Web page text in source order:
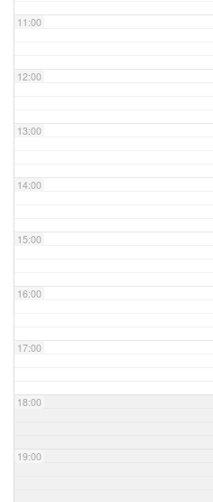
11:00
12:00
13:00
14:00
15:00
16:00
17:00
18:00
19:00